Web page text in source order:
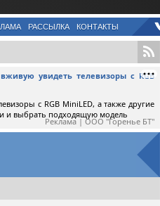
РАССЫЛКА КОНТАКТЫ
увидеть телевизоры с RGB
с RGB MiniLED, а также другие
и выбрать подходящую модель
Реклама | ООО "Горенье БТ"